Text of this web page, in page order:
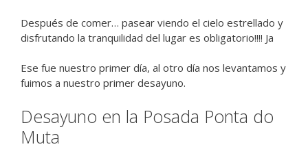
Después de comer… pasear viendo el cielo estrellado y
disfrutando la tranquilidad del lugar es obligatorio!!!! Ja
Ese fue nuestro primer día, al otro día nos levantamos y
fuimos a nuestro primer desayuno.
Desayuno en la Posada Ponta do
Muta